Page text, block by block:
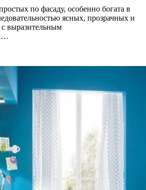
по фасаду, особенно богата в
ясных, прозрачных и
с выразительным